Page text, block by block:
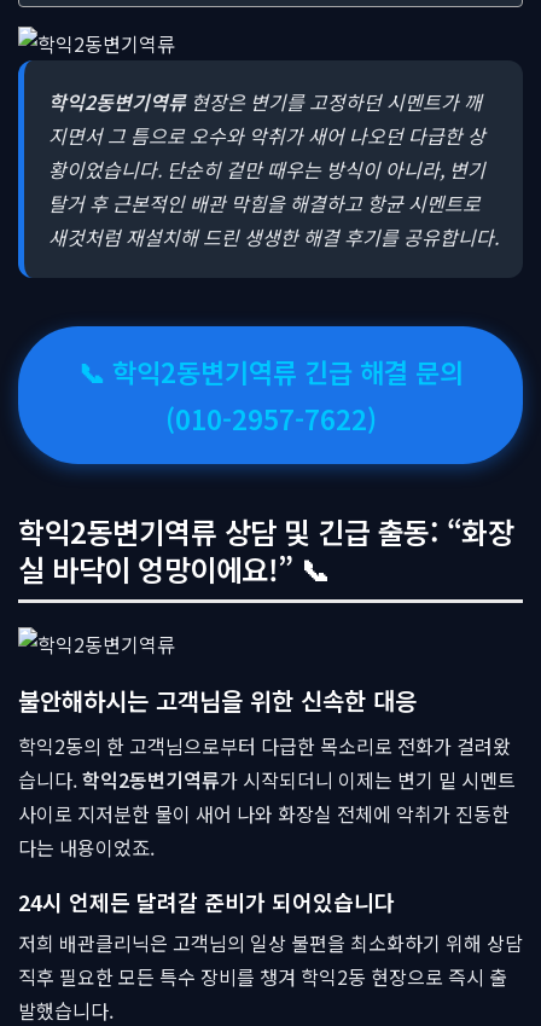
학익2동변기역류현장은 변기를 고정하던 시멘트가 깨
지면서 그 틈으로 오수와 악취가 새어 나오던 다급한 상
황이었습니다. 단순히 겉만 때우는 방식이 아니라, 변기
탈거 후 근본적인 배관 막힘을 해결하고 항균 시멘트로
새것처럼 재설치해 드린 생생한 해결 후기를 공유합니다.
📞 학익2동변기역류 긴급 해결 문의
(010-2957-7622)
학익2동변기역류 상담 및 긴급 출동: “화장
실 바닥이 엉망이에요!” 📞
불안해하시는 고객님을 위한 신속한 대응
학익2동의 한 고객님으로부터 다급한 목소리로 전화가 걸려왔
습니다.학익2동변기역류가 시작되더니 이제는 변기 밑 시멘트
사이로 지저분한 물이 새어 나와 화장실 전체에 악취가 진동한
다는 내용이었죠.
24시 언제든 달려갈 준비가 되어있습니다
저희 배관클리닉은 고객님의 일상 불편을 최소화하기 위해 상담
직후 필요한 모든 특수 장비를 챙겨 학익2동 현장으로 즉시 출
발했습니다.